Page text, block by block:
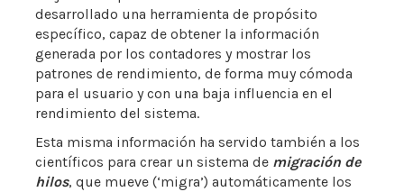
desarrollado una herramienta de propósito
específico, capaz de obtener la información
generada por los contadores y mostrar los
patrones de rendimiento, de forma muy cómoda
para el usuario y con una baja influencia en el
rendimiento del sistema.
Esta misma información ha servido también a los
científicos para crear un sistema de migración de
hilos, que mueve (‘migra’) automáticamente los